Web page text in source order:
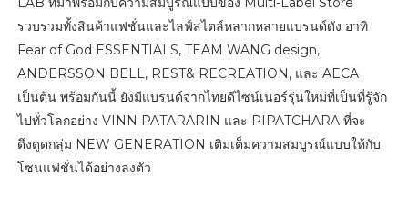
รวบรวมทั้งสินค้าแฟชั่นและไลฟ์สไตล์หลากหลายแบรนด์ดัง อาทิ
Fear of God ESSENTIALS, TEAM WANG design,
ANDERSSON BELL, REST& RECREATION, และ AECA
เป็นต้น พร้อมกันนี้ ยังมีแบรนด์จากไทยดีไซน์เนอร์รุ่นใหม่ที่เป็นที่รู้จัก
ไปทั่วโลกอย่าง VINN PATARARIN และ PIPATCHARA ที่จะ
ดึงดูดกลุ่ม NEW GENERATION เติมเต็มความสมบูรณ์แบบให้กับ
โซนแฟชั่นได้อย่างลงตัว